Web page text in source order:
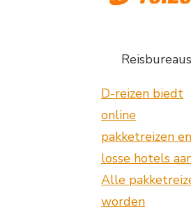
Reisbureaus
D-reizen biedt
online
pakketreizen en
losse hotels
Alle
worden